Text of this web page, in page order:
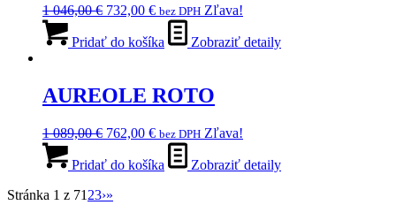
1 046,00€ Pôvodná
bola:
732,00 €Aktuálna
cena
je:
bez DPH Zľava!
Pridať do košíka Zobraziť detaily
AUREOLE ROTO
1 089,00€ Pôvodná
bola:
089,00 €.
762,00 €Aktuálna
cena
je:
bez DPH Zľava!
Pridať do košíka
Zobraziť detaily
Stránka 1 z 71 23›»